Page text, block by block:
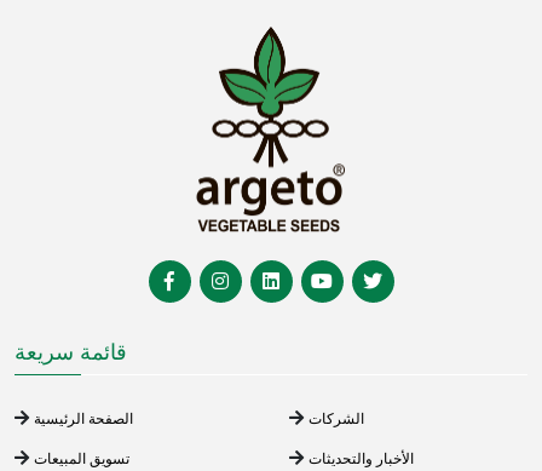
قائمة سريعة
الصفحة الرئيسية
الشركات
تسويق المبيعات
الأخبار والتحديثات